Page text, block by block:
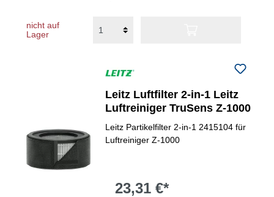
nicht auf
Lager
Leitz Luftfilter 2-in-1 Leitz
Luftreiniger TruSens Z-1000
Leitz Partikelfilter 2-in-1 2415104 für
Luftreiniger Z-1000
23,31 €*